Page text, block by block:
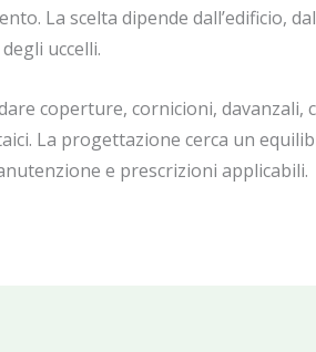
La scelta dipende dall’edificio,
uccelli.
coperture, cornicioni, davanzali,
La progettazione cerca un
e prescrizioni applicabili.